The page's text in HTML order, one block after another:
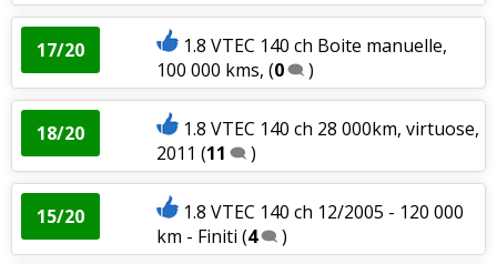
17/20
1.8 VTEC 140 ch Boite manuelle,
100 000 kms, (0 )
18/20
1.8 VTEC 140 ch 28 000km, virtuose,
2011 (11 )
15/20
1.8 VTEC 140 ch 12/2005 - 120 000
km - Finiti (4 )